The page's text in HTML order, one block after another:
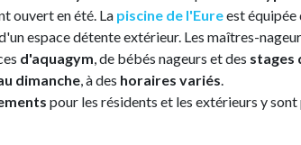
ouvert en été. La piscine de l'Eureest équipée
espace détente extérieur. Les maîtres-
d'aquagym, de bébés nageurs et des stages
dimanche, à des horaires variés.
pour les résidents et les extérieurs y